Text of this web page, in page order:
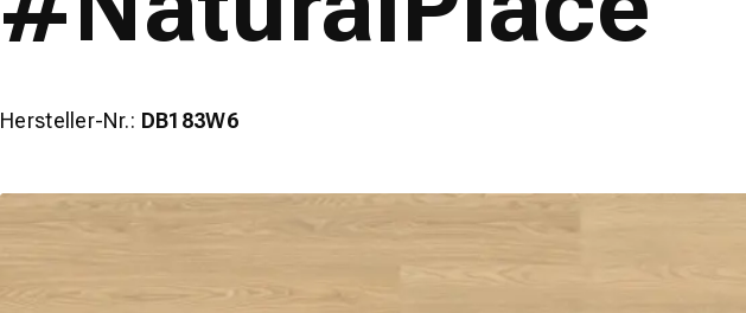
Hersteller-Nr.: DB183W6